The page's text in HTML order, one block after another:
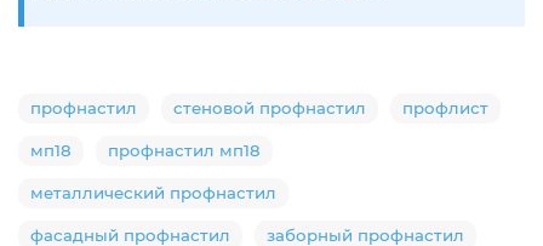
профнастил стеновой профнастил профлист
мп18 профнастил мп18
металлический профнастил
фасадный профнастил заборный профнастил